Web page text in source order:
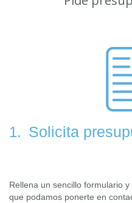
1. Solicita
Rellena un sencillo formulario
que podamos ponerte en